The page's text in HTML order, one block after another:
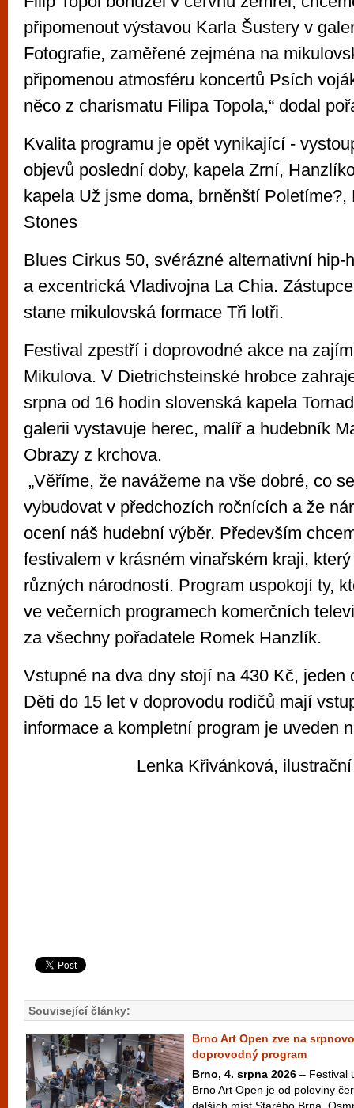
připomenout výstavou Karla Šustery v
Fotografie, zaměřené zejména na
připomenou atmosféru koncertů Psích
něco z charismatu Filipa Topola,“ dodal
Kvalita programu je opět vynikající -
objevů poslední doby, kapela Zrní,
kapela Už jsme doma, brněnští Poletíme?,
Stones
Blues Cirkus 50, svérázné alternativní
a excentrická Vladivojna La Chia.
stane mikulovská formace Tři lotři.
Festival zpestří i doprovodné akce na
Mikulova. V Dietrichsteinské hrobce
srpna od 16 hodin slovenská kapela
galerii vystavuje herec, malíř a hudebník
Obrazy z krchova.
„Věříme, že navážeme na vše dobré, co
vybudovat v předchozích ročnících a že
ocení náš hudební výběr. Především
festivalem v krásném vinařském kraji,
různých národností. Program uspokojí ty,
ve večerních programech komerčních
za všechny pořadatele Romek Hanzlík.
Vstupné na dva dny stojí na 430 Kč, jeden
Děti do 15 let v doprovodu rodičů mají
informace a kompletní program je uveden
Lenka Křivánková,
Související články:
Brno Art Open zve na
doprovodný program
Brno, 4. srpna 2026 – Festival
Brno Art Open je od poloviny